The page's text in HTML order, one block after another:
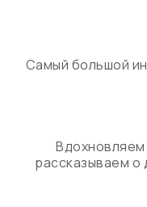
Самый большой
Вдохновляем
рассказываем о